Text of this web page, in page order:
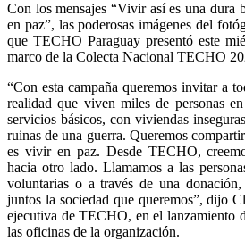
Con los mensajes “Vivir así es una dura
en paz”, las poderosas imágenes del
que TECHO Paraguay presentó este
marco de la Colecta Nacional TECHO
“Con esta campaña queremos invitar a
realidad que viven miles de personas
servicios básicos, con viviendas
ruinas de una guerra. Queremos
es vivir en paz. Desde TECHO,
hacia otro lado. Llamamos a las
voluntarias o a través de una
juntos la sociedad que queremos”, dijo
ejecutiva de TECHO, en el lanzamiento
las oficinas de la organización.